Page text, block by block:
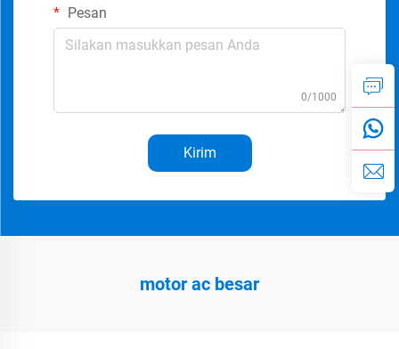
Pesan
0/1000
Kirim
motor ac besar